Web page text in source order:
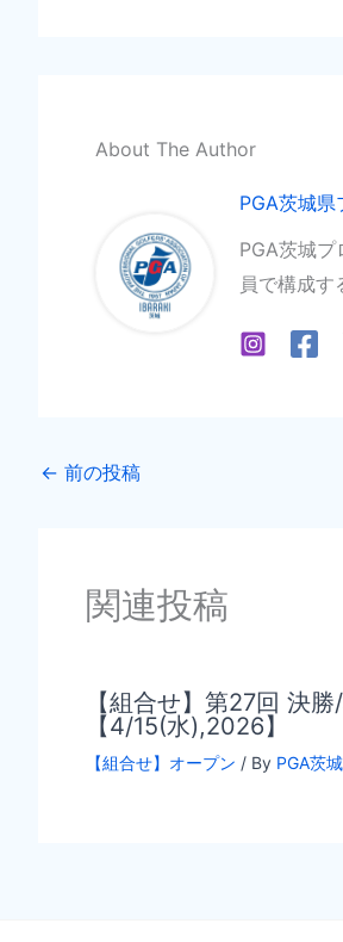
About The Author
PGA茨城県
PGA茨城
員で構成す
← 前の投稿
関連投稿
【組合せ】第27回 決
【4/15(水),2026】
【組合せ】オープン / By PGA茨